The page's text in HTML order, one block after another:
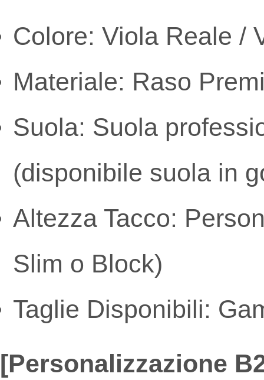
Colore: Viola Reale /
Materiale: Raso
Suola: Suola
(disponibile suola in
Altezza Tacco:
Slim o Block)
Taglie Disponibili:
[Personalizzazione